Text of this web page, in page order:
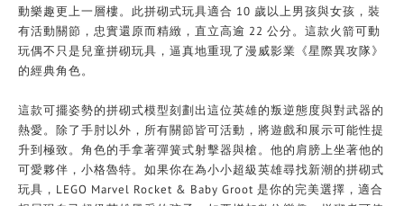
動樂趣更上一層樓。此拼砌式玩具適合 10 歲以上男孩與女孩，裝
有活動關節，忠實還原而精緻，直立高逾 22 公分。這款火箭可動
玩偶不只是兒童拼砌玩具，逼真地重現了漫威影業《星際異攻隊》
的經典角色。
這款可擺姿勢的拼砌式模型刻劃出這位英雄的叛逆態度與對武器的
熱愛。除了手肘以外，所有關節皆可活動，將遊戲和展示可能性提
升到極致。角色的手拿著彈簧式射擊器與槍。他的肩膀上坐著他的
可愛夥伴，小格魯特。如果你在為小小超級英雄尋找新潮的拼砌式
玩具，LEGO Marvel Rocket & Baby Groot 是你的完美選擇，適合